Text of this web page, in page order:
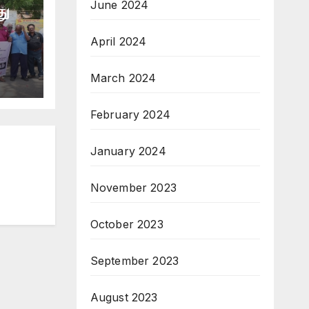
June 2024
April 2024
March 2024
February 2024
January 2024
November 2023
October 2023
September 2023
August 2023